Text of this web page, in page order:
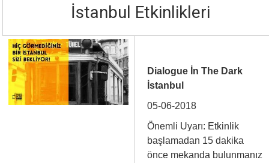
İstanbul Etkinlikleri
Dialogue İn The Dark
İstanbul
05-06-2018
Önemli Uyarı: Etkinlik
başlamadan 15 dakika
önce mekanda bulunmanız